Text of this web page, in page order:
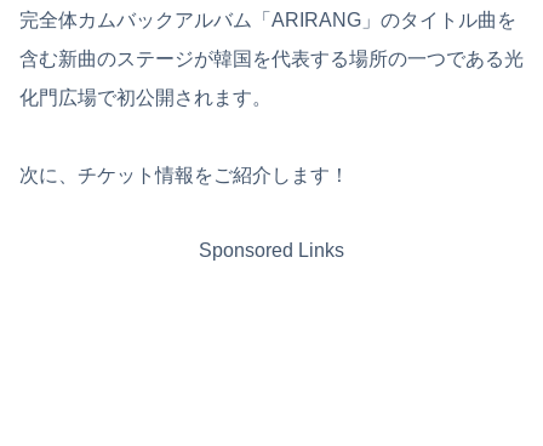
完全体カムバックアルバム「ARIRANG」のタイトル曲を
含む新曲のステージが韓国を代表する場所の一つである光
化門広場で初公開されます。
次に、チケット情報をご紹介します！
Sponsored Links